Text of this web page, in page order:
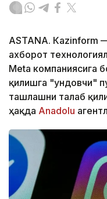
ASTANА. Кazinform
ахборот
Меtа компаниясига
қилишга "ундовчи"
ташлашни талаб
ҳақда Аnadolu